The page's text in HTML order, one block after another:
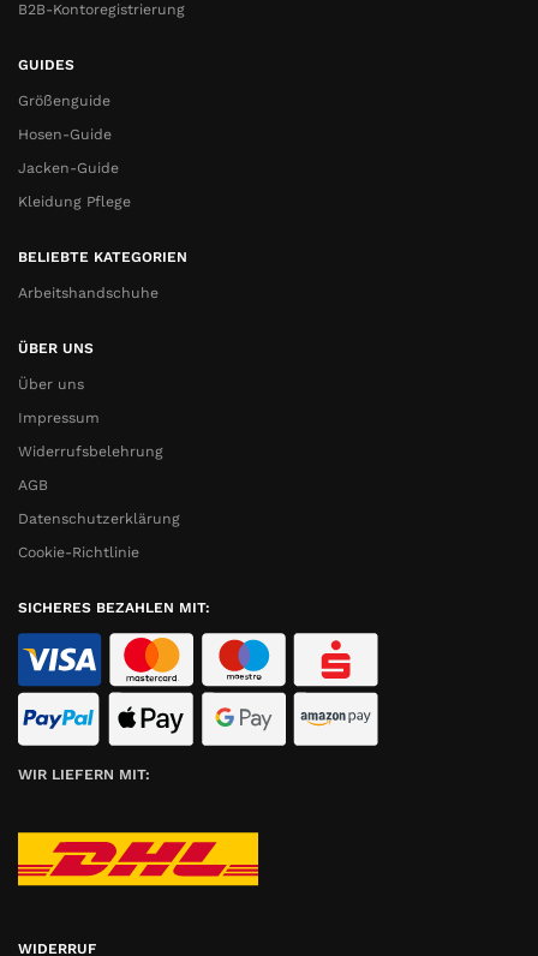
B2B-Kontoregistrierung
GUIDES
Größenguide
Hosen-Guide
Jacken-Guide
Kleidung Pflege
BELIEBTE KATEGORIEN
Arbeitshandschuhe
ÜBER UNS
Über uns
Impressum
Widerrufsbelehrung
AGB
Datenschutzerklärung
Cookie-Richtlinie
SICHERES BEZAHLEN MIT:
WIR LIEFERN MIT:
WIDERRUF